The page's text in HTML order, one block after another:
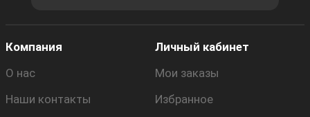
Компания
О нас
Наши контакты
Личный кабинет
Мои заказы
Избранное